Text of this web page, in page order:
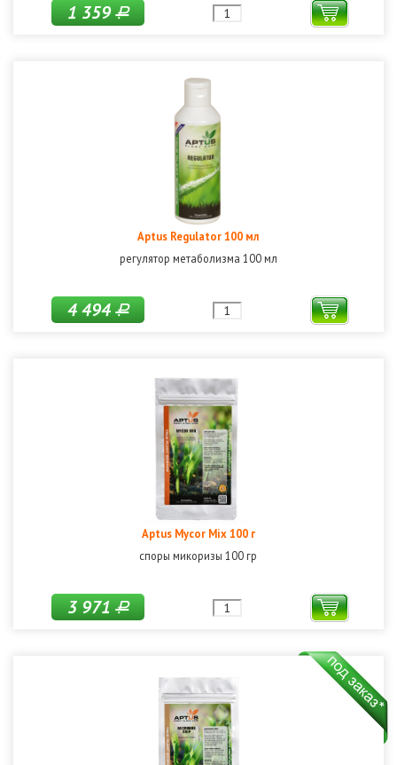
1 359Р
Aptus Regulator 100 мл
регулятор метаболизма 100 мл
4 494Р
Aptus Mycor Mix 100 г
споры микоризы 100 гр
3 971Р